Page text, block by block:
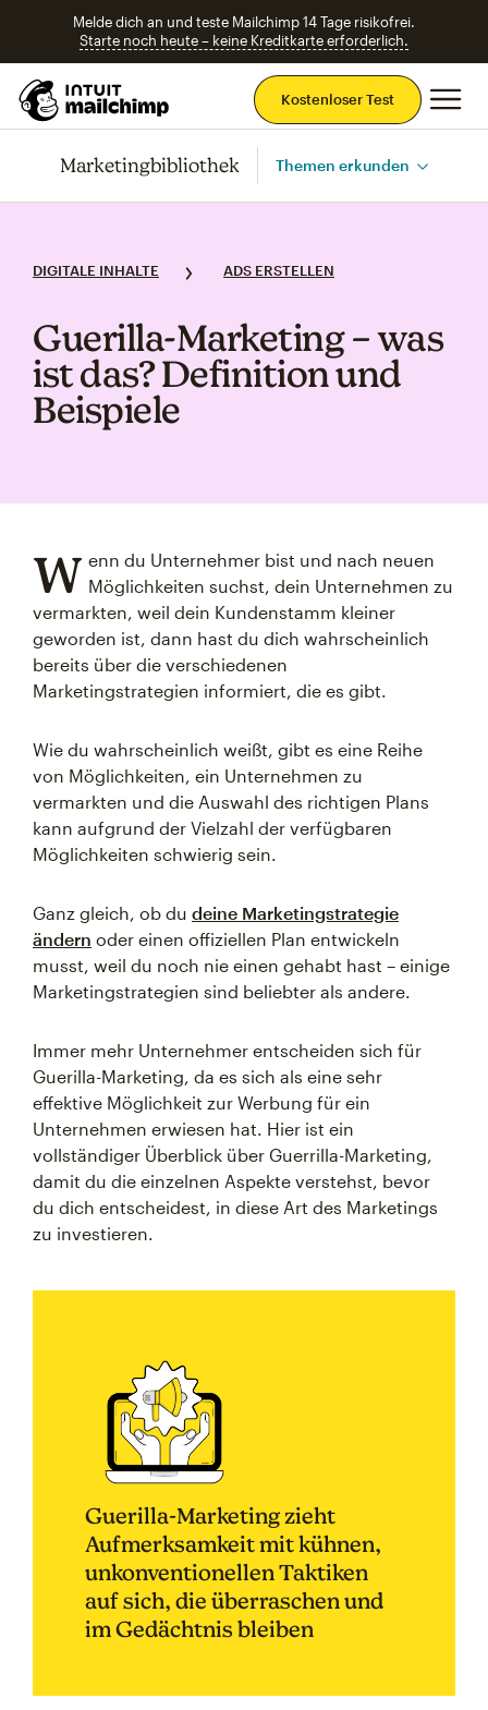
Melde dich an und teste Mailchimp 14 Tage risikofrei.
Starte noch heute – keine Kreditkarte erforderlich.
Kostenloser Test
Marketingbibliothek Themen erkunden
DIGITALE INHALTE ADS ERSTELLEN
Guerilla‑Marketing – was
ist das? Definition und
Beispiele
W enn du Unternehmer bist und nach neuen
Möglichkeiten suchst, dein Unternehmen zu
vermarkten, weil dein Kundenstamm kleiner
geworden ist, dann hast du dich wahrscheinlich
bereits über die verschiedenen
Marketingstrategien informiert, die es gibt.
Wie du wahrscheinlich weißt, gibt es eine Reihe
von Möglichkeiten, ein Unternehmen zu
vermarkten und die Auswahl des richtigen Plans
kann aufgrund der Vielzahl der verfügbaren
Möglichkeiten schwierig sein.
Ganz gleich, ob du deine Marketingstrategie
ändern oder einen offiziellen Plan entwickeln
musst, weil du noch nie einen gehabt hast – einige
Marketingstrategien sind beliebter als andere.
Immer mehr Unternehmer entscheiden sich für
Guerilla-Marketing, da es sich als eine sehr
effektive Möglichkeit zur Werbung für ein
Unternehmen erwiesen hat. Hier ist ein
vollständiger Überblick über Guerrilla-Marketing,
damit du die einzelnen Aspekte verstehst, bevor
du dich entscheidest, in diese Art des Marketings
zu investieren.
Guerilla-Marketing zieht
Aufmerksamkeit mit kühnen,
unkonventionellen Taktiken
auf sich, die überraschen und
im Gedächtnis bleiben